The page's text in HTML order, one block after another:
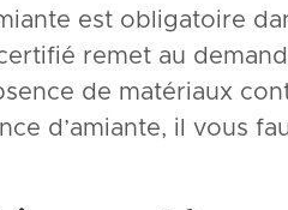
est obligatoire
remet au
de matériaux
d’amiante, il vous